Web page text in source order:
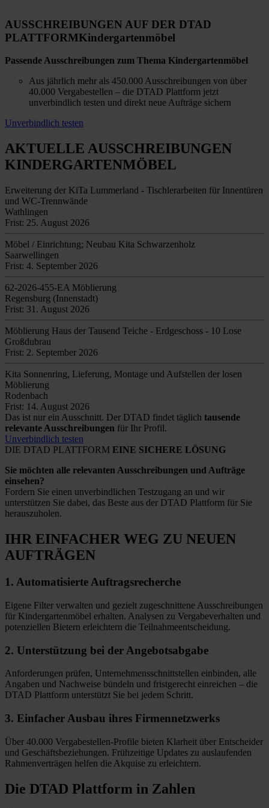
AUSSCHREIBUNGEN AUF DER DTAD
PLATTFORMKindergartenmöbel
Passende Ausschreibungen zum Thema Kindergartenmöbel
Aus jährlich mehr als 450.000 Ausschreibungen von über
40.000 Vergabestellen – die DTAD Plattform jetzt
unverbindlich testen und direkt neue Aufträge sichern
Unverbindlich testen
AKTUELLE AUSSCHREIBUNGEN
KINDERGARTENMÖBEL
Erweiterung der KiTa Lummerland - Tischlerarbeiten für Innentüren
und WC-Trennwände
Wathlingen
Frist: 25. August 2026
Möbel / Einrichtung; Neubau Kita Schwarzenholz
Saarwellingen
Frist: 4. September 2026
62-2026-455-EA Möblierung
Regensburg (Innenstadt)
Frist: 31. August 2026
Möblierung Haus der Tausend Teiche - Erdgeschoss - 10 Lose
Großdubrau
Frist: 2. September 2026
Kita Sonnenring, Lieferung, Montage und Aufstellen der losen
Möblierung
Rodenbach
Frist: 14. August 2026
Das ist nur ein Ausschnitt. Der DTAD findet täglich tausende
relevante Ausschreibungen für Ihr Profil.
Unverbindlich testen
DIE DTAD PLATTFORM EINE SICHERE LÖSUNG
Sie möchten alle relevanten Ausschreibungen und Aufträge
einsehen?
Fordern Sie einen unverbindlichen Testzugang an und wir
unterstützen Sie dabei, das Beste aus der DTAD Plattform für Sie
herauszuholen.
IHR EINFACHER WEG ZU NEUEN
AUFTRÄGEN
1. Automatisierte Auftragsrecherche
Eigene Filter verwalten und gezielt zugeschnittene Ausschreibungen
für Kindergartenmöbel erhalten. Analysen zu Vergabeverhalten und
potenziellen Bietern erleichtern die Teilnahmeentscheidung.
2. Unterstützung bei der Angebotsabgabe
Anforderungen prüfen, Unternehmensschnittstellen einbinden, alle
Angaben und Nachweise bündeln und fristgerecht einreichen – die
DTAD Plattform unterstützt Sie bei jedem Schritt.
3. Einfacher Ausbau ihres Firmennetzwerks
Über 40.000 Vergabestellen-Profile bieten Klarheit über Entscheider
und Geschäftsbeziehungen. Frühzeitige Updates zu auslaufenden
Rahmenverträgen helfen die Akquise zu erleichtern.
Die DTAD Plattform in Zahlen